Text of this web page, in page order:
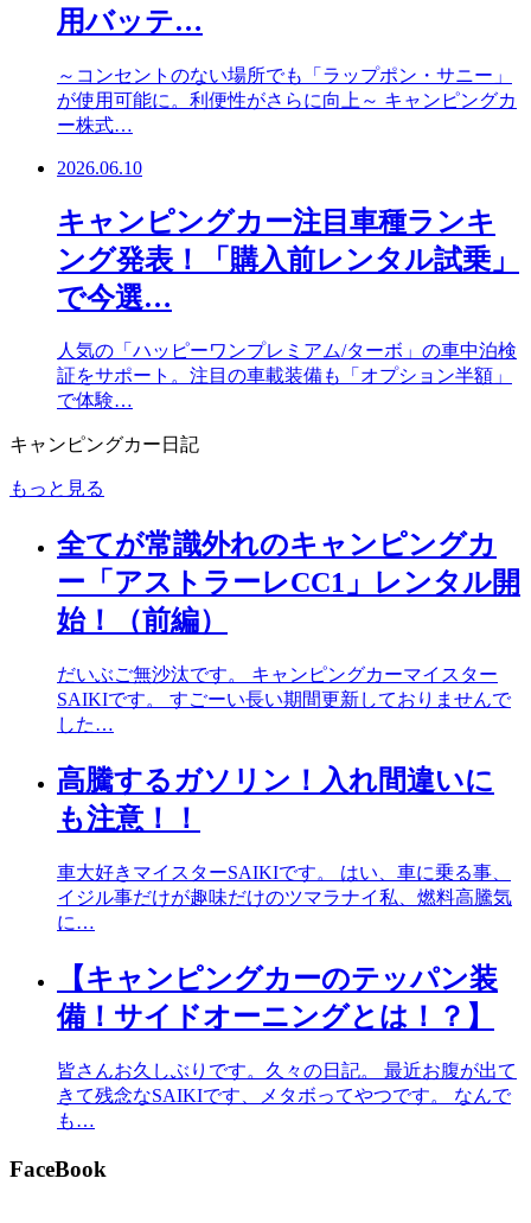
用バッテ…
～コンセントのない場所でも「ラップポン・サニー」
が使用可能に。利便性がさらに向上～ キャンピングカ
ー株式…
2026.06.10
キャンピングカー注目車種ランキ
ング発表！「購入前レンタル試乗」
で今選…
人気の「ハッピーワンプレミアム/ターボ」の車中泊検
証をサポート。注目の車載装備も「オプション半額」
で体験…
キャンピングカー日記
もっと見る
全てが常識外れのキャンピングカ
ー「アストラーレCC1」レンタル開
始！（前編）
だいぶご無沙汰です。 キャンピングカーマイスター
SAIKIです。 すごーい長い期間更新しておりませんで
した…
高騰するガソリン！入れ間違いに
も注意！！
車大好きマイスターSAIKIです。 はい、車に乗る事、
イジル事だけが趣味だけのツマラナイ私、燃料高騰気
に…
【キャンピングカーのテッパン装
備！サイドオーニングとは！？】
皆さんお久しぶりです。久々の日記。 最近お腹が出て
きて残念なSAIKIです、メタボってやつです。 なんで
も…
FaceBook